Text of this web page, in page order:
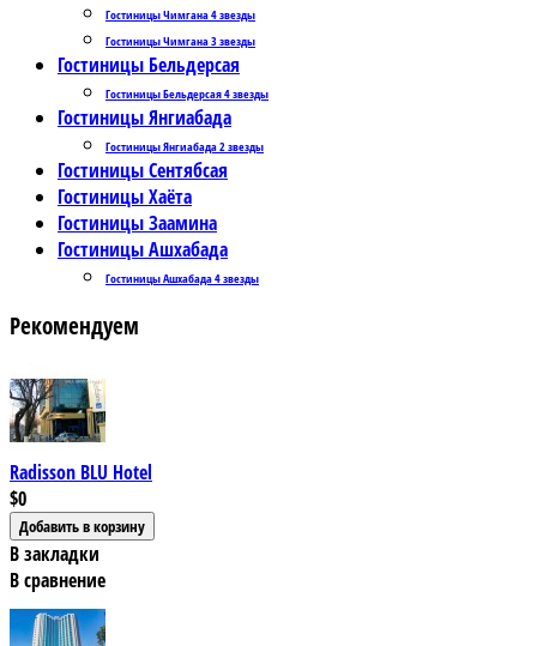
Гостиницы Чимгана 4 звезды
Гостиницы Чимгана 3 звезды
Гостиницы Бельдерсая
Гостиницы Бельдерсая 4 звезды
Гостиницы Янгиабада
Гостиницы Янгиабада 2 звезды
Гостиницы Сентябсая
Гостиницы Хаёта
Гостиницы Заамина
Гостиницы Ашхабада
Гостиницы Ашхабада 4 звезды
Рекомендуем
Radisson BLU Hotel
$0
В закладки
В сравнение